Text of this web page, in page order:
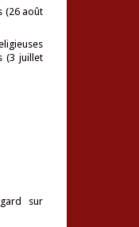
(26 août
(3 juillet
sur